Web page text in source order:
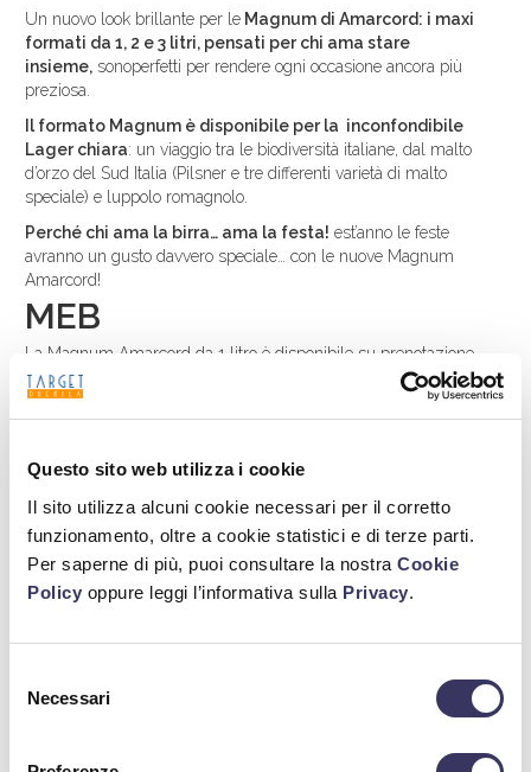
Questo sito web utilizza i cookie
Il sito utilizza alcuni cookie necessari per il corretto
funzionamento, oltre a cookie statistici e di terze parti.
Per saperne di più, puoi consultare la nostra Cookie
Policy oppure leggi l’informativa sulla Privacy.
delNecessari
Un nuovo look brillante per le Magnum di Amarcord: i maxi
formati da 1, 2 e 3 litri, pensati per chi ama stare
insieme, sonoperfetti per rendere ogni occasione ancora più
preziosa.
Il formato Magnum è disponibile per la inconfondibile
Lager chiara: un viaggio tra le biodiversità italiane, dal malto
d’orzo del Sud Italia (Pilsner e tre differenti varietà di malto
speciale) e luppolo romagnolo.
Perché chi ama la birra… ama la festa! est’anno le feste
avranno un gusto davvero speciale… con le nuove Magnum
Amarcord!
MEB
La Magnum Amarcord da 1 litro è disponibile su prenotazione
anche confezionata nei comodi e pratici
, contenenti 57
bottiglie.
Scarica la scheda tecnica
Richiedi informazioni
Vai allo Shop Online